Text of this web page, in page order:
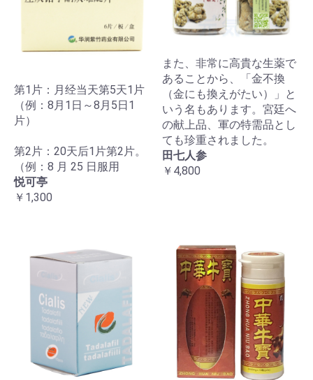
第1片：月经当天第5天1片
（例：8月1日～8月5日1
片）
第2片：20天后1片第2片。
（例：8 月 25 日服用
悦可亭
￥1,300
また、非常に高貴な生薬で
あることから、「金不換
（金にも換えがたい）」と
いう名もあります。宮廷へ
の献上品、軍の特需品とし
ても珍重されました。
田七人参
￥4,800